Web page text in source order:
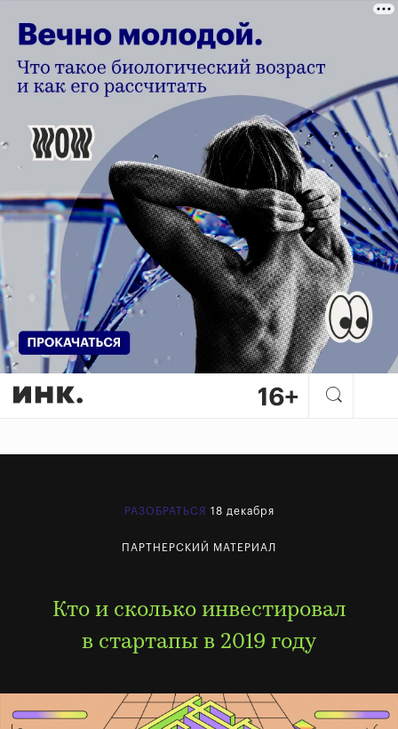
Инфографика. Кто и
РАЗОБРАТЬСЯ 18 декабря
ПАРТНЕРСКИЙ МАТЕРИАЛ
Кто и сколько инвестировал
в стартапы в 2019 году